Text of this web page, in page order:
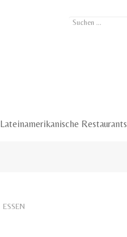
Suchen
Lateinamerikanische Restaurants
ESSEN